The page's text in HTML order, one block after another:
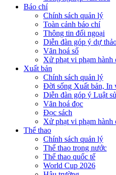
Báo chí
Chính sách quản lý
Toàn cảnh báo chí
Thông tin đối ngoại
Diễn đàn góp ý dự
Văn hoá số
Xử phạt vi phạm hành
Xuất bản
Chính sách quản lý
Đời sống Xuất bản, In
Diễn đàn góp ý Luật
Văn hoá đọc
Đọc sách
Xử phạt vi phạm hành
Thể thao
Chính sách quản lý
Thể thao trong nước
Thể thao quốc tế
World Cup 2026